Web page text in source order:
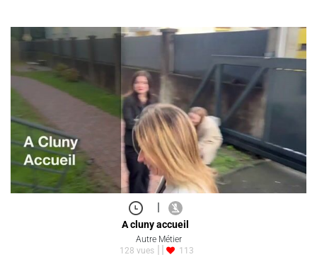
A cluny accueil
Autre Métier
128 vues
113